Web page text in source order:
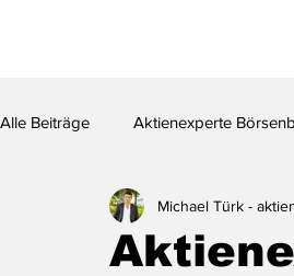
Alle Beiträge Aktienexperte
Aktienexperte.TVMichael Türk -